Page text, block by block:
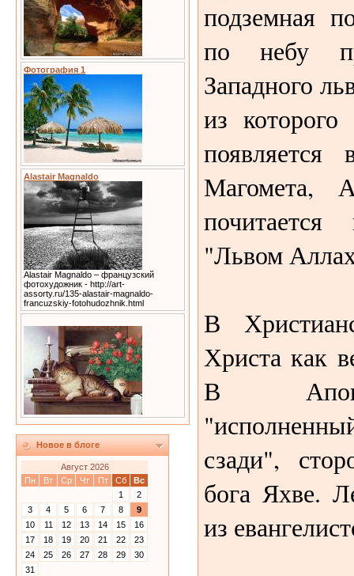
Фотография 1
Alastair Magnaldo
Alastair Magnaldo – французский
фотохудожник - http://art-
assorty.ru/135-alastair-magnaldo-
francuzskiy-fotohudozhnik.html
Новое в блоге
Август 2026
Пн
Вт Ср Чт Пт Сб
Вс
1
2
3
4 5 6 7 8
9
10
11 12 13 14 15
16
17
18 19 20 21 22
23
24
25 26 27 28 29
30
31
подземная
по небу
Западного
из
появляется
Магомета,
"Львом
В
Христа как
В
сзади",
бога Яхве.
из